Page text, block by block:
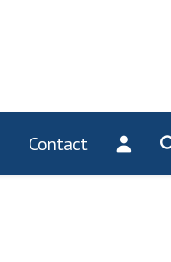
Contact